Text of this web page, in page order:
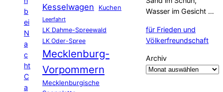
b
ei
N
a
c
ht
C
a
Kesselwagen Kuchen
Leerfahrt
LK Dahme-Spreewald
LK Oder-Spree
Mecklenburg-
Vorpommern
Mecklenburgische
Wasser im Gesicht …
für Frieden und
Völkerfreundschaft
Archiv